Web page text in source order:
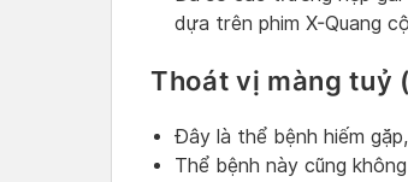
dựa trên phim X-Quang
Thoát vị màng tuỷ
Đây là thể bệnh hiếm
Thể bệnh này cũng